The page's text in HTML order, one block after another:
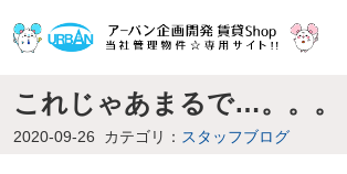
これじゃあまるで…。。。
2020-09-26 カテゴリ： スタッフブログ